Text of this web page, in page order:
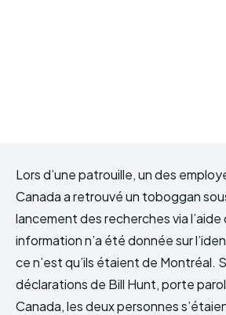
Lors d’une patrouille, un des
Canada a retrouvé un toboggan
lancement des recherches via
information n’a été donnée sur
ce n’est qu’ils étaient de Montréal.
déclarations de Bill Hunt, porte
Canada, les deux personnes